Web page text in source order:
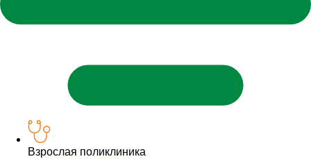
Взрослая поликлиника